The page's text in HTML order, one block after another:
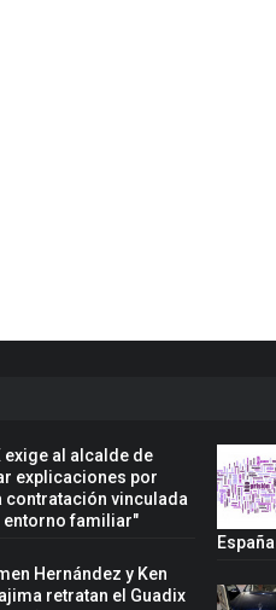
exige al alcalde de
explicaciones por
contratación vinculada
entorno familiar"
Hernández y Ken
retratan el Guadix
España